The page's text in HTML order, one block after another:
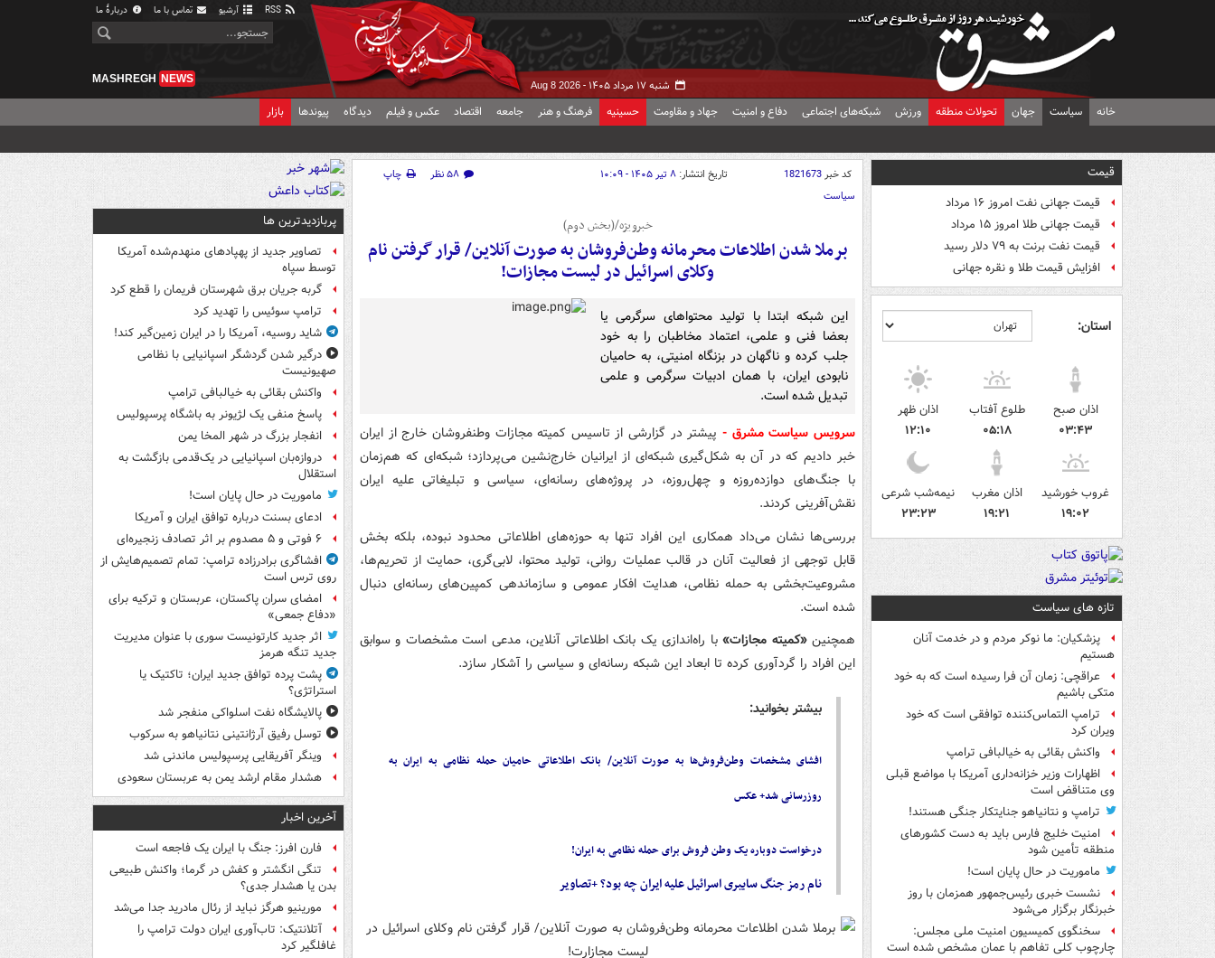
آرشیو تماس با ما دربارهٔ ما
شنبه ۱۷ مرداد ۱۴۰۵ - Aug 8 2026
MASHREGH NEWS
خانه سیاست جهان تحولات منطقه ورزش شبکه‌های اجتماعی دفاع و امنیت جهاد و مقاومت حسینیه فرهنگ و هنر جامعه اقتصاد عکس و فیلم دیدگاه پیوندها بازار
قیمت
قیمت جهانی نفت امروز ۱۶ مرداد
قیمت جهانی طلا امروز ۱۵ مرداد
قیمت نفت برنت به ۷۹ دلار رسید
افزایش قیمت طلا و نقره جهانی
استان:
اذان صبح
۰۳:۴۳
طلوع آفتاب
۰۵:۱۸
اذان ظهر
۱۲:۱۰
غروب خورشید
۱۹:۰۲
اذان مغرب
۱۹:۲۱
نیمه‌شب شرعی
۲۳:۲۳
تازه های سیاست
پزشکیان: ما نوکر مردم و در خدمت آنان
هستیم
عراقچی: زمان آن فرا رسیده است که به خود
متکی باشیم
ترامپ التماس‌کننده توافقی است که خود
ویران کرد
واکنش بقائی به خیالبافی ترامپ
اظهارات وزیر خزانه‌داری آمریکا با مواضع قبلی
وی متناقض است
ترامپ و نتانیاهو جنایتکار جنگی هستند!
امنیت خلیج فارس باید به دست کشورهای
منطقه تأمین شود
ماموریت در حال پایان است!
نشست خبری رئیس‌جمهور همزمان با روز
خبرنگار برگزار می‌شود
سخنگوی کمیسیون امنیت ملی مجلس:
چارچوب کلی تفاهم با عمان مشخص شده است
کد خبر1821673 تاریخ انتشار: ۸ تیر ۱۴۰۵ - ۱۰:۰۹ ۵۸ نظر
چاپ
سیاست
خبرویژه/(بخش دوم)
برملا شدن اطلاعات محرمانه وطن‌فروشان به صورت آنلاین/ قرار گرفتن نام
وکلای اسرائیل در لیست مجازات!
این شبکه ابتدا با تولید محتواهای سرگرمی یا
بعضا فنی و علمی، اعتماد مخاطبان را به خود
جلب کرده و ناگهان در بزنگاه امنیتی، به حامیان
نابودی ایران، با همان ادبیات سرگرمی و علمی
تبدیل شده است.
سرویس سیاست مشرق - پیشتر در گزارشی از تاسیس کمیته مجازات وطنفروشان خارج از ایران
خبر دادیم که در آن به شکل‌گیری شبکه‌ای از ایرانیان خارج‌نشین می‌پردازد؛ شبکه‌ای که هم‌زمان
با جنگ‌های دوازده‌روزه و چهل‌روزه، در پروژه‌های رسانه‌ای، سیاسی و تبلیغاتی علیه ایران
نقش‌آفرینی کردند.
بررسی‌ها نشان می‌داد همکاری این افراد تنها به حوزه‌های اطلاعاتی محدود نبوده، بلکه بخش
قابل توجهی از فعالیت آنان در قالب عملیات روانی، تولید محتوا، لابی‌گری، حمایت از تحریم‌ها،
مشروعیت‌بخشی به حمله نظامی، هدایت افکار عمومی و سازماندهی کمپین‌های رسانه‌ای دنبال
شده است.
همچنین«کمیته مجازات»با راه‌اندازی یک بانک اطلاعاتی آنلاین، مدعی است مشخصات و سوابق
این افراد را گردآوری کرده تا ابعاد این شبکه رسانه‌ای و سیاسی را آشکار سازد.
بیشتر بخوانید:
افشای مشخصات وطن‌فروش‌ها به صورت آنلاین/ بانک اطلاعاتی حامیان حمله نظامی به ایران به
روزرسانی شد+ عکس
درخواست دوباره یک وطن فروش برای حمله نظامی به ایران!
نام رمز جنگ سایبری اسرائیل علیه ایران چه بود؟ +تصاویر
پربازدیدترین ها
تصاویر جدید از پهپادهای منهدم‌شده آمریکا
توسط سپاه
گربه جریان برق شهرستان فریمان را قطع کرد
ترامپ سوئیس را تهدید کرد
شاید روسیه، آمریکا را در ایران زمین‌گیر کند!
درگیر شدن گردشگر اسپانیایی با نظامی
صهیونیست
واکنش بقائی به خیالبافی ترامپ
پاسخ منفی یک لژیونر به باشگاه پرسپولیس
انفجار بزرگ در شهر المخا یمن
دروازه‌بان اسپانیایی در یک‌قدمی بازگشت به
استقلال
ماموریت در حال پایان است!
ادعای بسنت درباره توافق ایران و آمریکا
۶ فوتی و ۵ مصدوم بر اثر تصادف زنجیره‌ای
افشاگری برادرزاده ترامپ: تمام تصمیم‌هایش از
روی ترس است
امضای سران پاکستان، عربستان و ترکیه برای
«دفاع جمعی»
اثر جدید کارتونیست سوری با عنوان مدیریت
جدید تنگه هرمز
پشت پرده توافق جدید ایران؛ تاکتیک یا
استراتژی؟
پالایشگاه نفت اسلواکی منفجر شد
توسل رفیق آرژانتینی نتانیاهو به سرکوب
وینگر آفریقایی پرسپولیس ماندنی شد
هشدار مقام ارشد یمن به عربستان سعودی
آخرین اخبار
فارن افرز: جنگ با ایران یک فاجعه است
تنگی انگشتر و کفش در گرما؛ واکنش طبیعی
بدن یا هشدار جدی؟
مورینیو هرگز نباید از رئال مادرید جدا می‌شد
آتلانتیک: تاب‌آوری ایران دولت ترامپ را
غافلگیر کرد